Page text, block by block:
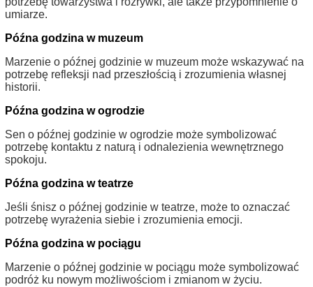
umiarze.
Późna godzina w muzeum
Marzenie o późnej godzinie w muzeum może wskazywać na
potrzebę refleksji nad przeszłością i zrozumienia własnej
historii.
Późna godzina w ogrodzie
Sen o późnej godzinie w ogrodzie może symbolizować
potrzebę kontaktu z naturą i odnalezienia wewnętrznego
spokoju.
Późna godzina w teatrze
Jeśli śnisz o późnej godzinie w teatrze, może to oznaczać
potrzebę wyrażenia siebie i zrozumienia emocji.
Późna godzina w pociągu
Marzenie o późnej godzinie w pociągu może symbolizować
podróż ku nowym możliwościom i zmianom w życiu.